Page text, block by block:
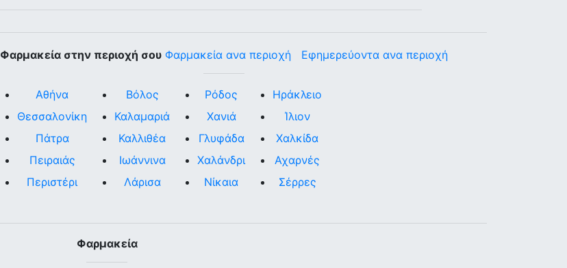
Φαρμακεία στην περιοχή σου Φαρμακεία ανα περιοχή Εφημερεύοντα ανα περιοχή
Αθήνα
Θεσσαλονίκη
Πάτρα
Πειραιάς
Περιστέρι
Βόλος
Καλαμαριά
Καλλιθέα
Ιωάννινα
Λάρισα
Ρόδος
Χανιά
Γλυφάδα
Χαλάνδρι
Νίκαια
Ηράκλειο
Ίλιον
Χαλκίδα
Αχαρνές
Σέρρες
Φαρμακεία